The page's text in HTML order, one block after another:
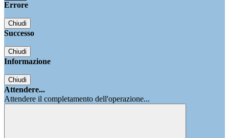
Errore
Chiudi
Successo
Chiudi
Informazione
Chiudi
Attendere...
Attendere il completamento dell'operazione...